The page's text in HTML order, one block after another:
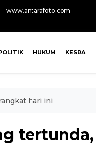
www.antarafoto.com
HUKUM KESRA
hari ini
tertunda,